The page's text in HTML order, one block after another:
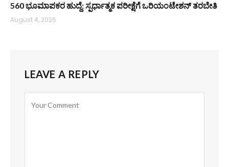
560 ಭೂಮಾಪಕರ ಹುದ್ದೆ: ಸ್ಪರ್ಧಾತ್ಮಕ ಪರೀಕ್ಷೆಗೆ ಒರಿಯಂಟೇಶನ್ ತರಬೇತಿ
August 4, 2026
LEAVE A REPLY